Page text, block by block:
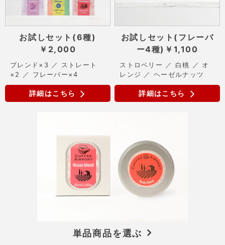
お試しセット(6種)
￥2,000
ブレンド×3 ／ ストレート
×2 ／ フレーバー×4
詳細はこちら
お試しセット(フレーバ
ー4種) ￥1,100
ストロベリー ／ 白桃 ／ オ
レンジ ／ ヘーゼルナッツ
詳細はこちら
単品商品を選ぶ